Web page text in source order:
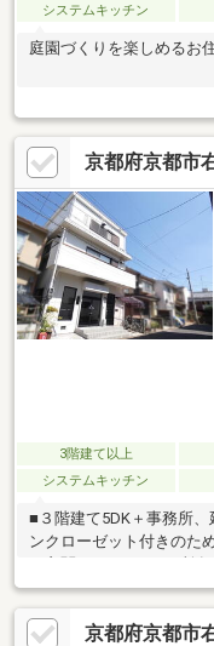
システムキッチン
庭園づくりを楽しめるお
京都府京都市
3階建て以上
システムキッチン
■３階建て5DK＋事務所
ンクローゼット付きのた
地下鉄始発駅まで徒歩5
住環境■スーパー徒歩5分
利便が良好【アクセス
京都府京都市